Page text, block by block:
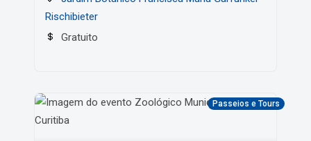
Rischibieter
Gratuito
Passeios e Tours